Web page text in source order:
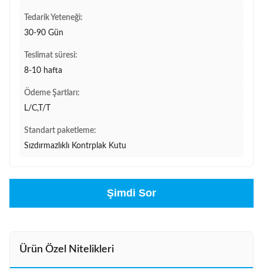
Tedarik Yeteneği:
30-90 Gün
Teslimat süresi:
8-10 hafta
Ödeme Şartları:
L/C,T/T
Standart paketleme:
Sızdırmazlıklı Kontrplak Kutu
Şimdi Sor
Ürün Özel Nitelikleri